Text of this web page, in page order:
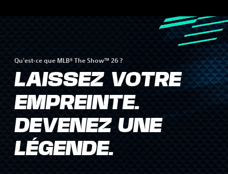
Qu'est-ce que MLB® The Show™ 26 ?
LAISSEZ VOTRE
EMPREINTE.
DEVENEZ UNE
LÉGENDE.